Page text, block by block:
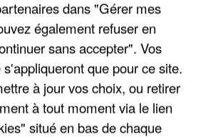
N'EST PAS DES PARENTS
dans "Gérer mes
également refuser en
sans accepter". Vos
que pour ce site.
à jour vos choix, ou retirer
à tout moment via le lien
situé en bas de chaque